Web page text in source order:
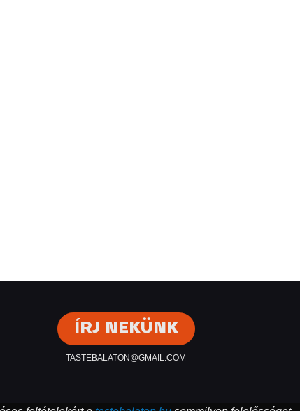
ÍRJ NEKÜNK
TASTEBALATON@GMAIL.COM